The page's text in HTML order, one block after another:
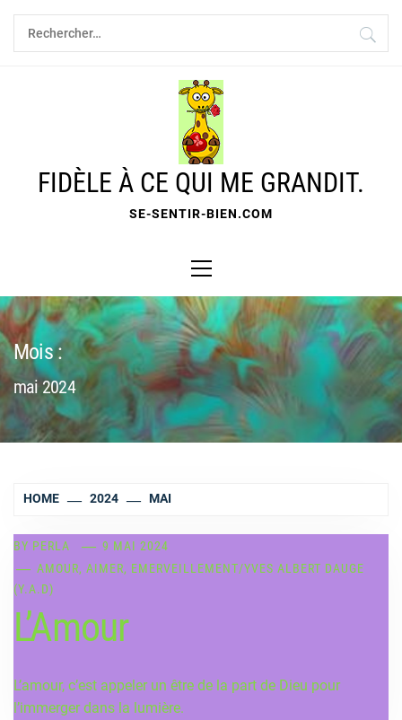
Skip
content
Rechercher :
FIDÈLE À CE QUI ME GRANDIT.
SE-SENTIR-BIEN.COM
Menu
Mois :
mai 2024
HOME 2024 MAI
BY PERLA
9 MAI 2024
AMOUR, AIMER, EMERVEILLEMENT/YVES ALBERT DAUGE
(Y.A.D)
L’Amour
L’amour, c’est appeler un être de la part de Dieu pour
l’immerger dans la lumière.